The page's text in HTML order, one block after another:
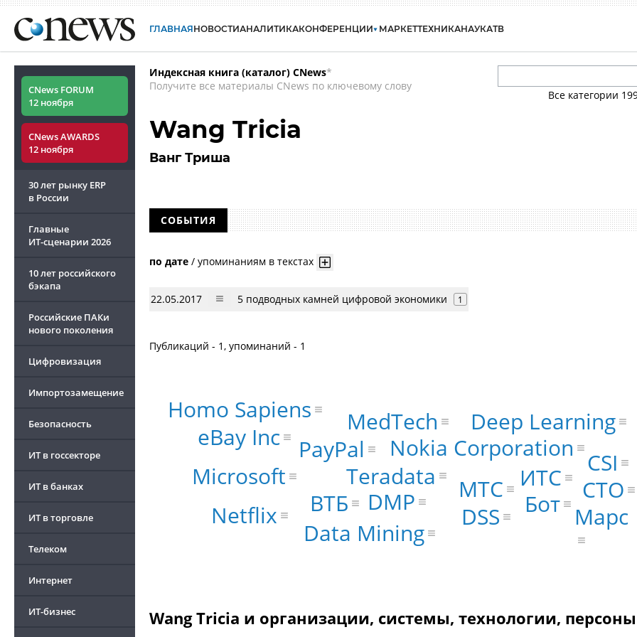
ГЛАВНАЯНОВОСТИАНАЛИТИКАКОНФЕРЕНЦИИ МАРКЕТТЕХНИКАНАУКАТВ
CNews FORUM
12 ноября
CNews AWARDS
12 ноября
30 лет рынку ERP
в России
Главные
ИТ-сценарии 2026
10 лет российского
бэкапа
Российские ПАКи
нового поколения
Цифровизация
Импортозамещение
Безопасность
ИТ в госсекторе
ИТ в банках
ИТ в торговле
Телеком
Интернет
ИТ-бизнес
Индексная книга (каталог) CNews*
Получите все материалы CNews по ключевому слову
Все категории
Wang Tricia
Ванг Триша
СОБЫТИЯ
по дате / упоминаниям в текстах
22.05.2017 5 подводных камней цифровой экономики 1
Публикаций - 1, упоминаний - 1
Teradata МТС
Nokia Corporation
PayPal
ВТБ
eBay Inc
Microsoft
Netflix
DMP Бот
Deep Learning
ИТС
Data Mining
MedTech
DSS Марс
Homo Sapiens
CTO
CSI
Wang Tricia и организации, системы, технологии,